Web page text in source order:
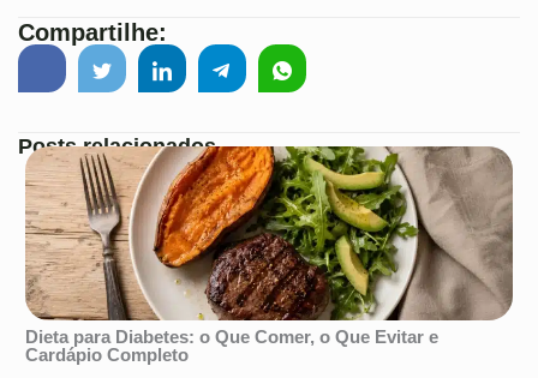
Compartilhe:
Posts relacionados
Dieta para Diabetes: o Que Comer, o Que Evitar e
Cardápio Completo